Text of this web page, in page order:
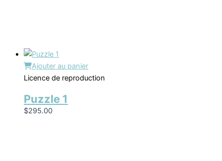
Ajouter au panier
Licence de reproduction
Puzzle 1
$295.00